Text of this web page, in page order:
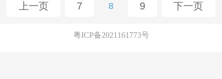
上一页 7 8 9 下一页
粤ICP备2021161773号